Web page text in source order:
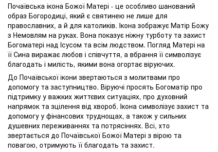
Почаївська ікона Божої Матері - це особливо шанований
образ Богородиці, який є святинею не лише для
православних, а й для католиків. Ікона зображує Матір Божу
з Немовлям на руках. Вона показує ніжну турботу та захист
Богоматері над Ісусом та всім людством. Погляд Матері на
її Сина виражає любов і співчуття, а вбрання її символізує
благодать і милість, якими вона огортає віруючих.
До Почаївської ікони звертаються з молитвами про
допомогу та заступництво. Віруючі просять Богоматір про
підтримку у важких життєвих ситуаціях, про духовний
напрямок та зцілення від хвороб. Ікона символізує захист та
допомогу у фінансових труднощах, а також у сильних
душевних переживаннях та потрясіннях. Всі, хто
звертається до Почаївської Божої Матері з вірою та
повагою, отримують її благодать та захист.